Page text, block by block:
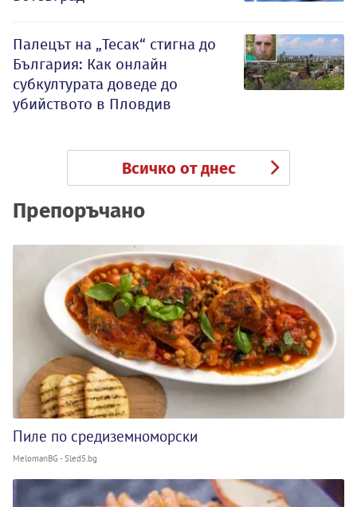
Палецът на „Тесак“ стигна до
България: Как онлайн
субкултурата доведе до
убийството в Пловдив
Всичко от днес
Препоръчано
Пиле по средиземноморски
MelomanBG - Sled5.bg